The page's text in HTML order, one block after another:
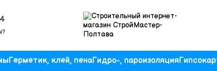
Герметик, клей, пенаГидро-, пароизоляция